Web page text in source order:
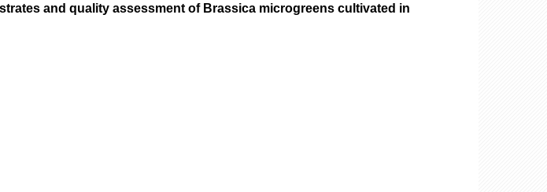
and quality assessment of Brassica microgreens cultivated in